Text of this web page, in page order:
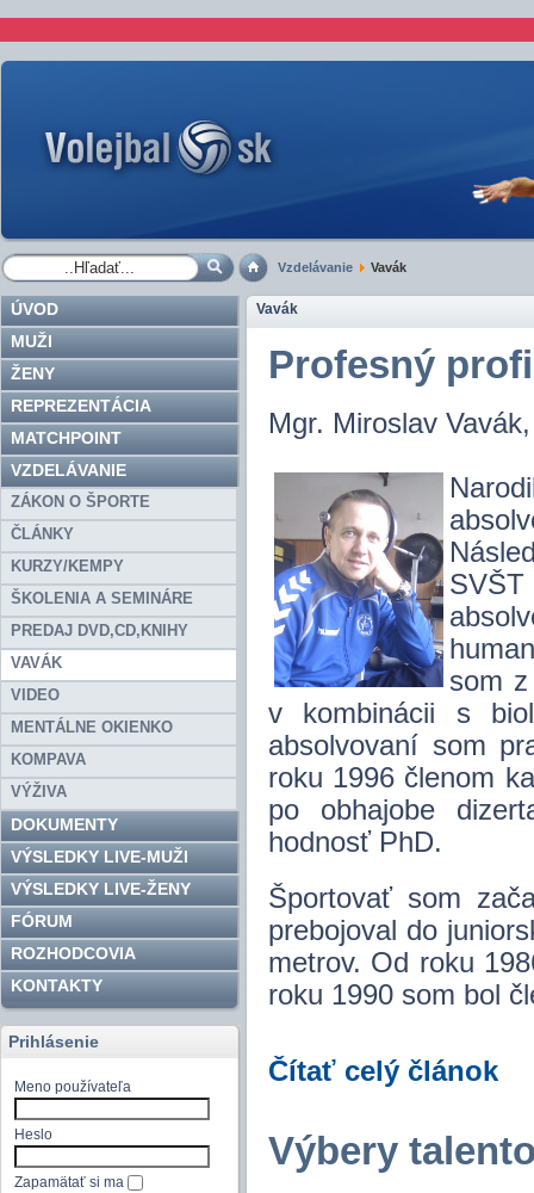
Vzdelávanie Vavák
ÚVOD
MUŽI
ŽENY
REPREZENTÁCIA
MATCHPOINT
VZDELÁVANIE
ZÁKON O ŠPORTE
ČLÁNKY
KURZY/KEMPY
ŠKOLENIA A SEMINÁRE
PREDAJ DVD,CD,KNIHY
VAVÁK
VIDEO
MENTÁLNE OKIENKO
KOMPAVA
VÝŽIVA
DOKUMENTY
VÝSLEDKY LIVE-MUŽI
VÝSLEDKY LIVE-ŽENY
FÓRUM
ROZHODCOVIA
KONTAKTY
Prihlásenie
Meno používateľa
Heslo
Zapamätať si ma
Vavák
Profesný
Mgr. Miroslav
SVŠT
som
v kombinácii s
absolvovaní som
roku 1996 členom
po obhajobe
hodnosť PhD.
Športovať som
prebojoval do
metrov. Od roku
roku 1990 som bol
Čítať celý článok
Výbery